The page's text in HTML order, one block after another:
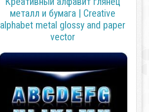
металл и бумага | Creative
alphabet metal glossy and paper
vector